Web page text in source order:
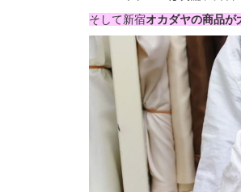
そして新宿オカダヤの商品が